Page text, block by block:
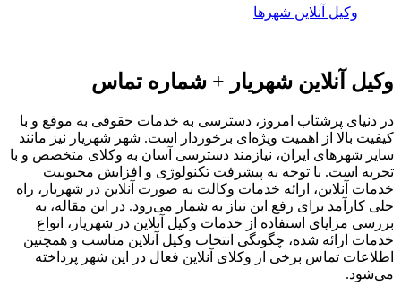
وکیل آنلاین شهرها
آنلاین شهریار + شماره تماس
پرشتاب امروز، دسترسی به خدمات حقوقی به موقع و با
بالا از اهمیت ویژه‌ای برخوردار است. شهر شهریار نیز مانند
شهرهای ایران، نیازمند دسترسی آسان به وکلای متخصص و با
است. با توجه به پیشرفت تکنولوژی و افزایش محبوبیت
آنلاین، ارائه خدمات وکالت به صورت آنلاین در شهریار، راه
برای رفع این نیاز به شمار می‌رود. در این مقاله، به
مزایای استفاده از خدمات وکیل آنلاین در شهریار، انواع
ارائه شده، چگونگی انتخاب وکیل آنلاین مناسب و همچنین
تماس برخی از وکلای آنلاین فعال در این شهر پرداخته